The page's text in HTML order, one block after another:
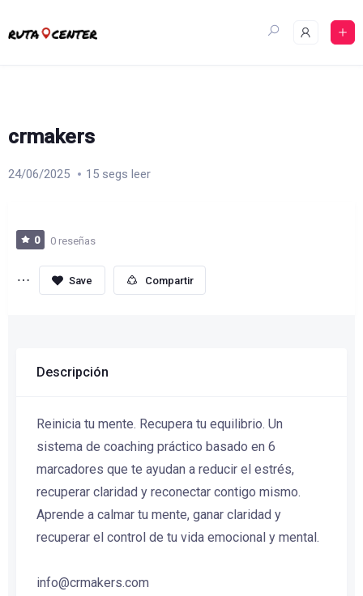
to
crmakers
24/06/2025 15 segs leer
0 0 reseñas
Compartir
Descripción
Reinicia tu mente. Recupera tu equilibrio. Un
sistema de coaching práctico basado en 6
marcadores que te ayudan a reducir el estrés,
recuperar claridad y reconectar contigo mismo.
Aprende a calmar tu mente, ganar claridad y
recuperar el control de tu vida emocional y mental.
info@crmakers.com